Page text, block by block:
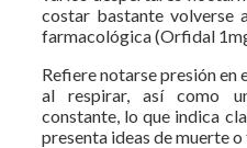
costar bastante volverse
farmacológica (Orfidal
Refiere notarse presión en
al respirar, así como
constante, lo que indica
presenta ideas de muerte